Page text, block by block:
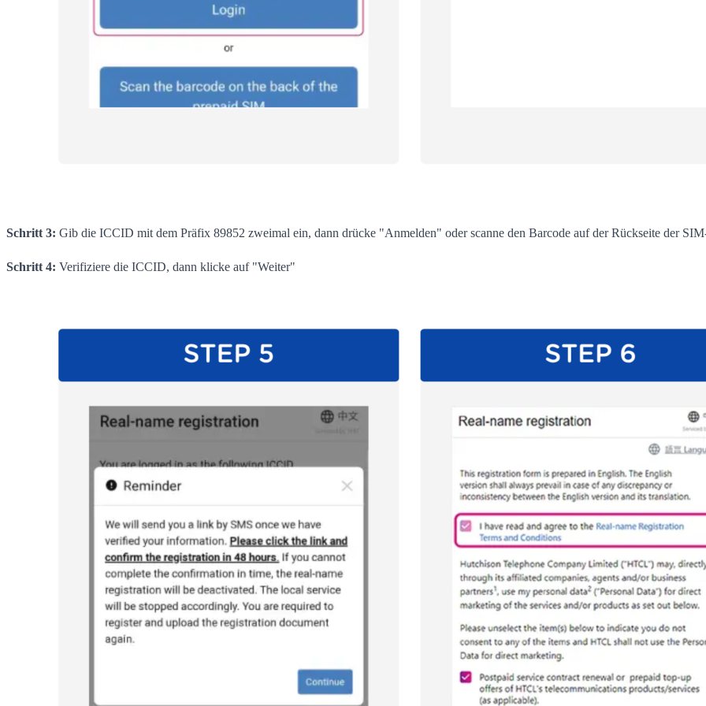
Schritt 3: Gib die ICCID mit dem Präfix 89852 zweimal ein, dann drücke "Anmelden" oder scanne den Barcode auf der Rückseite der
Schritt 4: Verifiziere die ICCID, dann klicke auf "Weiter"